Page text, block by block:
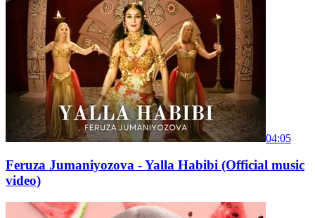
04:05
Feruza Jumaniyozova - Yalla Habibi (Official music
video)